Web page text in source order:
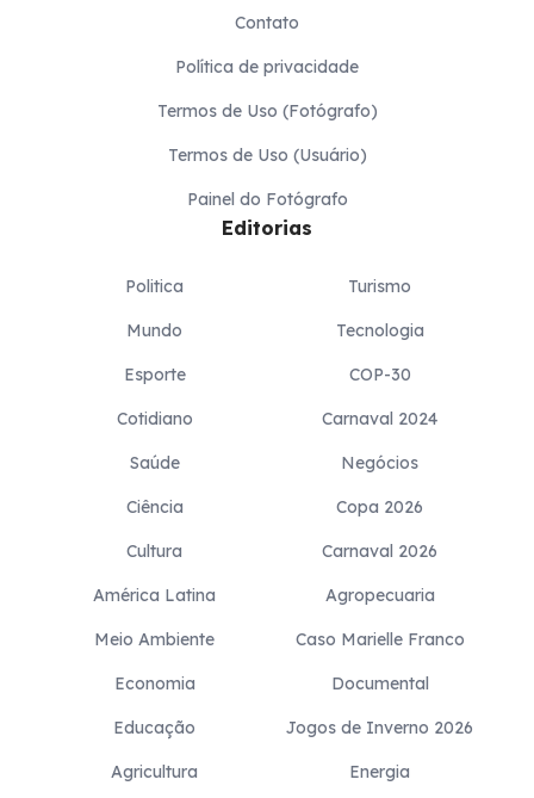
Contato
Política de privacidade
Termos de Uso (Fotógrafo)
Termos de Uso (Usuário)
Painel do Fotógrafo
Editorias
Politica
Mundo
Esporte
Cotidiano
Saúde
Ciência
Cultura
América Latina
Meio Ambiente
Economia
Educação
Agricultura
Turismo
Tecnologia
COP-30
Carnaval 2024
Negócios
Copa 2026
Carnaval 2026
Agropecuaria
Caso Marielle Franco
Documental
Jogos de Inverno 2026
Energia